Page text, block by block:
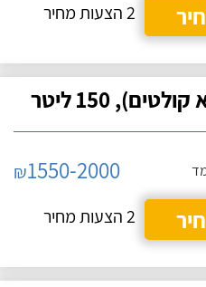
2 הצעות מחיר
150 ליטר
₪1550-2000
2 הצעות מחיר